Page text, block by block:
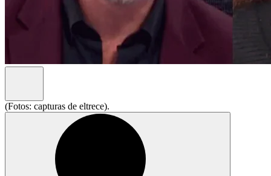
(Fotos: capturas de eltrece).